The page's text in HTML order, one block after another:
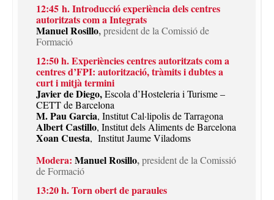
12:45 h.Introducció experiència dels centres
autoritzats com a Integrats
Manuel Rosillo,president de la Comissió de
Formació
12:50h.Experiències centres autoritzats com a
centres d’FPI: autorització, tràmits i dubtes a
curt i mitjà termini
Javier de Diego,Escola d’Hosteleria i Turisme –
CETT de Barcelona
M. Pau Garcia, Institut Cal·lipolis de Tarragona
Albert Castillo, Institut dels Aliments de Barcelona
Xoan Cuesta, Institut Jaume Viladoms
Modera: Manuel Rosillo,president de la Comissió
de Formació
13:20h. Torn obert de paraules